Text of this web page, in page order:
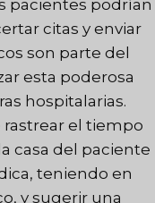
pacientes podrían
citas y enviar
son parte del
esta poderosa
hospitalarias.
el tiempo
casa del paciente
teniendo en
y sugerir una